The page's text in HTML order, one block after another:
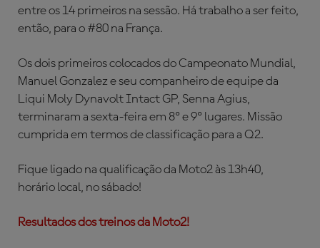
entre os 14 primeiros na sessão. Há trabalho a ser feito,
então, para o #80 na França.
Os dois primeiros colocados do Campeonato Mundial,
Manuel Gonzalez e seu companheiro de equipe da
Liqui Moly Dynavolt Intact GP, Senna Agius,
terminaram a sexta-feira em 8º e 9º lugares. Missão
cumprida em termos de classificação para a Q2.
Fique ligado na qualificação da Moto2 às 13h40,
horário local, no sábado!
Resultados dos treinos da Moto2!